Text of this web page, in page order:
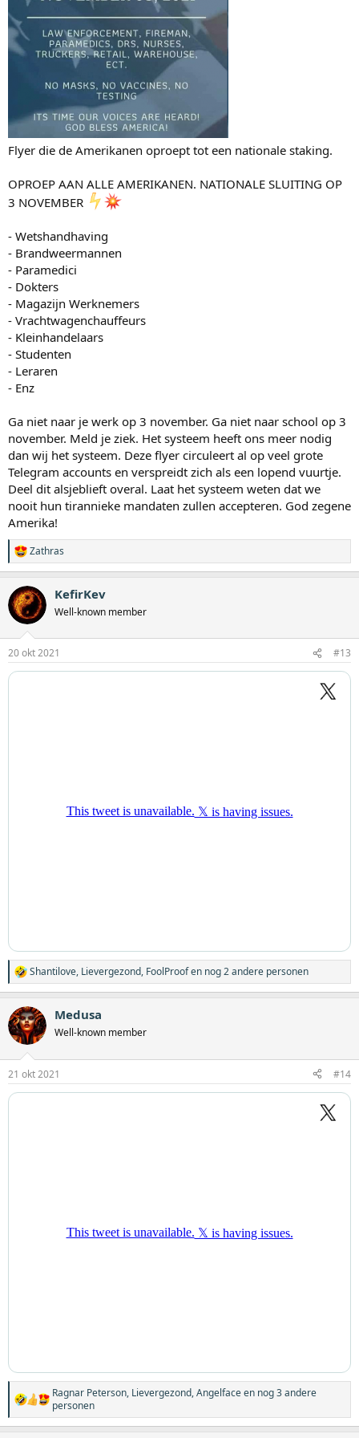
Flyer die de Amerikanen oproept tot een nationale staking.
OPROEP AAN ALLE AMERIKANEN. NATIONALE SLUITING OP
3 NOVEMBER
- Wetshandhaving
- Brandweermannen
- Paramedici
- Dokters
- Magazijn Werknemers
- Vrachtwagenchauffeurs
- Kleinhandelaars
- Studenten
- Leraren
- Enz
Ga niet naar je werk op 3 november. Ga niet naar school op 3
november. Meld je ziek. Het systeem heeft ons meer nodig
dan wij het systeem. Deze flyer circuleert al op veel grote
Telegram accounts en verspreidt zich als een lopend vuurtje.
Deel dit alsjeblieft overal. Laat het systeem weten dat we
nooit hun tirannieke mandaten zullen accepteren. God zegene
Amerika!
W
a
r
d
e
n
g
Zathras
KefirKev
Well-known member
20 okt 2021 #13
W
a
r
d
e
n
g
Shantilove, Lievergezond, FoolProofen nog 2 andere personen
Medusa
Well-known member
21 okt 2021 #14
W
a
a
Ragnar Peterson, Lievergezond,Angelfaceen nog 3 andere
personen